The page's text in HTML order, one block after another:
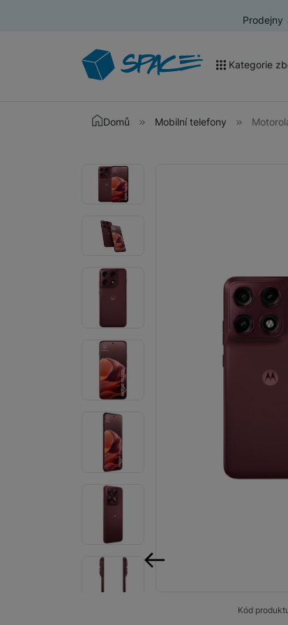
Prodejny
Kategorie
Akce a výprodej
Nositelná elektronika
Televize
Audio
Domácí spotřebiče
Tablety
Smart
Ventilátory
Počítače a notebooky
Herní zóna
Péče o zdraví a tělo
Dárkové poukázky iSpace
Domů Mobilní telefony
Fotografie
Kód